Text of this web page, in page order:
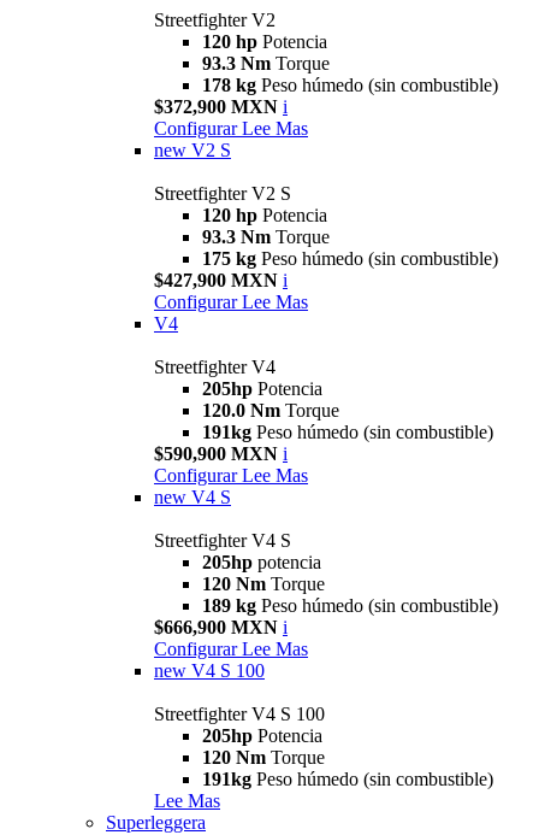
Streetfighter V2
120 hp Potencia
93.3 Nm Torque
178 kg Peso húmedo (sin combustible)
$372,900 MXN i
Configurar Lee Mas
new V2 S
Streetfighter V2 S
120 hp Potencia
93.3 Nm Torque
175 kg Peso húmedo (sin combustible)
$427,900 MXN i
Configurar Lee Mas
V4
Streetfighter V4
205hp Potencia
120.0 Nm Torque
191kg Peso húmedo (sin combustible)
$590,900 MXN i
Configurar Lee Mas
new V4 S
Streetfighter V4 S
205hp potencia
120 Nm Torque
189 kg Peso húmedo (sin combustible)
$666,900 MXN i
Configurar Lee Mas
new V4 S 100
Streetfighter V4 S 100
205hp Potencia
120 Nm Torque
191kg Peso húmedo (sin combustible)
Lee Mas
Superleggera